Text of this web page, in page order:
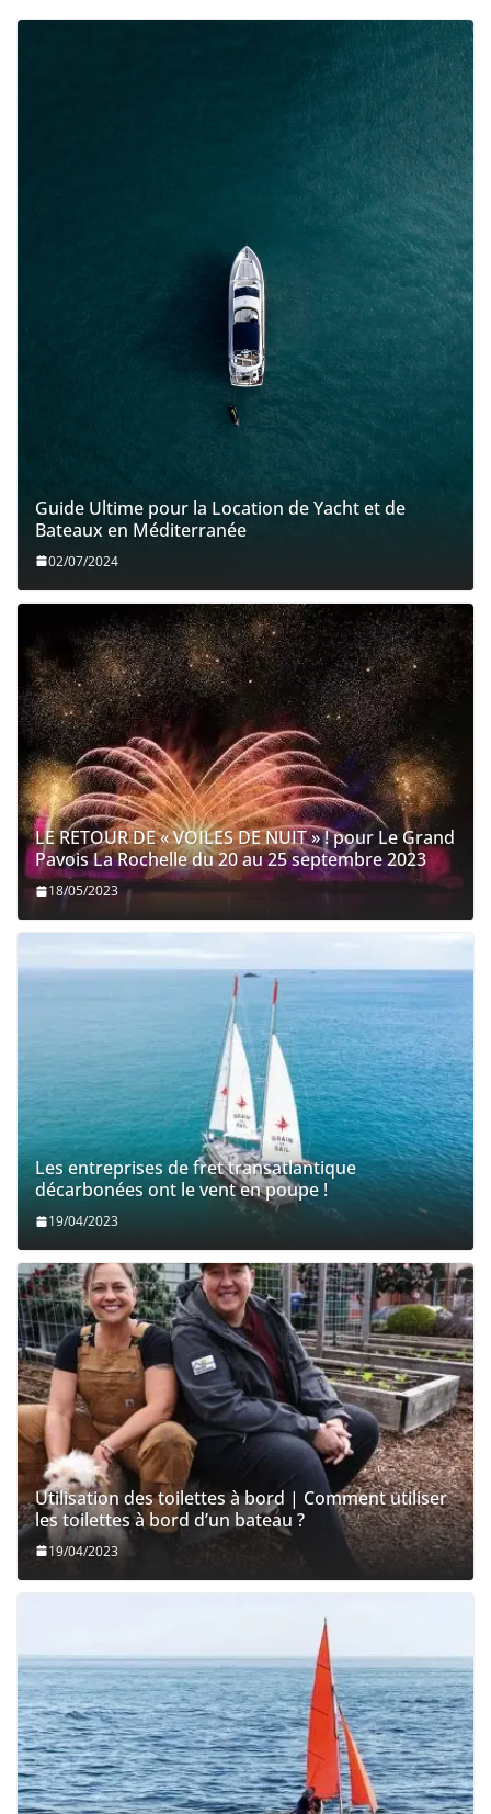
Guide Ultime pour la Location de Yacht et de
Bateaux en Méditerranée
02/07/2024
LE RETOUR DE « VOILES DE NUIT » ! pour Le Grand
Pavois La Rochelle du 20 au 25 septembre 2023
18/05/2023
Les entreprises de fret transatlantique
décarbonées ont le vent en poupe !
19/04/2023
Utilisation des toilettes à bord | Comment utiliser
les toilettes à bord d’un bateau ?
19/04/2023